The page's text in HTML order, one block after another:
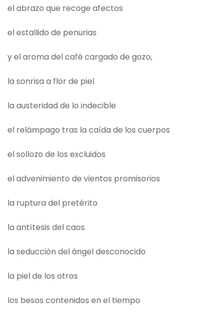
el abrazo que recoge afectos
el estallido de penurias
y el aroma del café cargado de gozo,
la sonrisa a flor de piel
la austeridad de lo indecible
el relámpago tras la caída de los cuerpos
el sollozo de los excluidos
el advenimiento de vientos promisorios
la ruptura del pretérito
la antítesis del caos
la seducción del ángel desconocido
la piel de los otros
los besos contenidos en el tiempo